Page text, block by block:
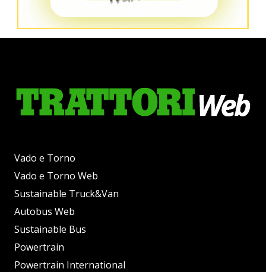
Vado e Torno
Vado e Torno Web
Sustainable Truck&Van
Autobus Web
Sustainable Bus
Powertrain
Powertrain International